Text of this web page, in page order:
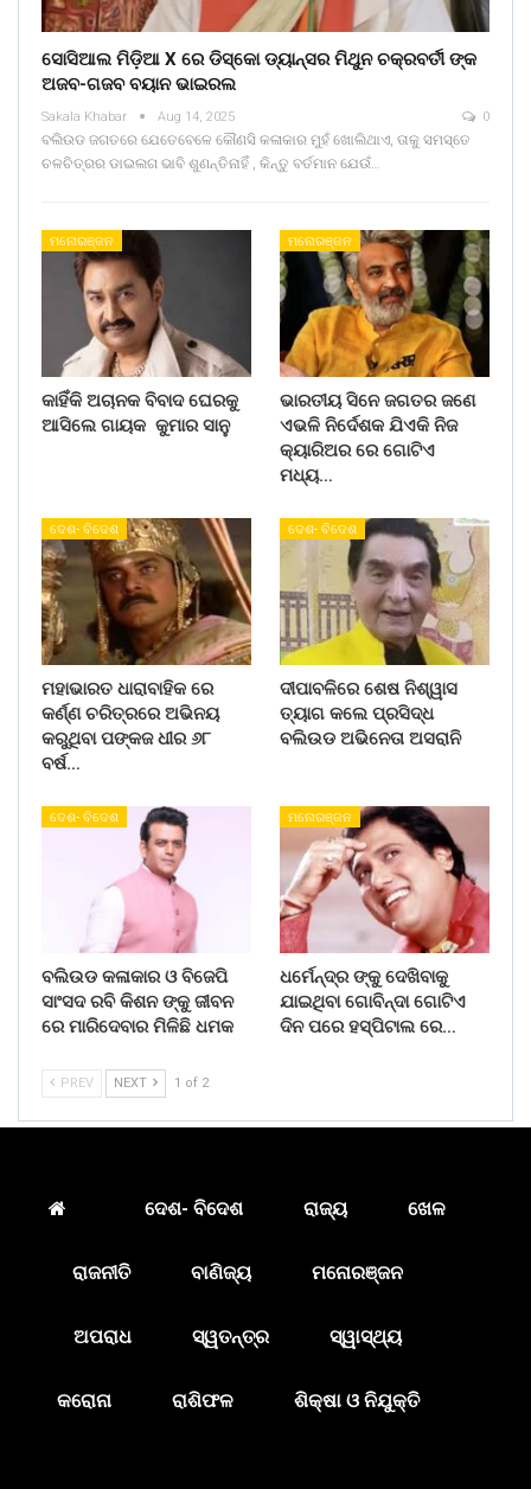
ସୋସିଆଲ ମିଡ଼ିଆ X ରେ ଡିସ୍କୋ ଡ୍ୟାନ୍ସର ମିଥୁନ ଚକ୍ରବର୍ତୀ ଙ୍କ
ଅଜବ-ଗଜବ ବୟାନ ଭାଇରଲ
Sakala Khabar Aug 14, 2025 0
ବଲିଉଡ ଜଗତରେ ଯେତେବେଳେ କୌଣସି କଳାକାର ମୁହଁ ଖୋଲିଥାଏ, ତାକୁ ସମସ୍ତେ
ଚଳଚିତ୍ରର ଡାଇଲଗ ଭାବି ଶୁଣନ୍ତିନାହିଁ , କିନ୍ତୁ ବର୍ତମାନ ଯେଉଁ…
ମନୋରଞ୍ଜନ
କାହିଁକି ଅଚାନକ ବିବାଦ ଘେରକୁ
ଆସିଲେ ଗାୟକ କୁମାର ସାନୁ
ମନୋରଞ୍ଜନ
ଭାରତୀୟ ସିନେ ଜଗତର ଜଣେ
ଏଭଳି ନିର୍ଦେଶକ ଯିଏକି ନିଜ
କ୍ୟାରିଅର ରେ ଗୋଟିଏ
ମଧ୍ୟ…
ଦେଶ- ବିଦେଶ
ମହାଭାରତ ଧାରାବାହିକ ରେ
କର୍ଣ୍ଣ ଚରିତ୍ରରେ ଅଭିନୟ
କରୁଥିବା ପଙ୍କଜ ଧୀର ୬୮
ବର୍ଷ…
ଦେଶ- ବିଦେଶ
ଦୀପାବଳିରେ ଶେଷ ନିଶ୍ୱାସ
ତ୍ୟାଗ କଲେ ପ୍ରସିଦ୍ଧ
ବଲିଉଡ ଅଭିନେତା ଅସରାନି
ଦେଶ- ବିଦେଶ
ବଲିଉଡ କଳାକାର ଓ ବିଜେପି
ସାଂସଦ ରବି କିଶନ ଙ୍କୁ ଜୀବନ
ରେ ମାରିଦେବାର ମିଳିଛି ଧମକ
ମନୋରଞ୍ଜନ
ଧର୍ମେନ୍ଦ୍ର ଙ୍କୁ ଦେଖିବାକୁ
ଯାଇଥିବା ଗୋବିନ୍ଦା ଗୋଟିଏ
ଦିନ ପରେ ହସ୍ପିଟାଲ ରେ…
PREV NEXT 1 of 2
ଦେଶ- ବିଦେଶ ରାଜ୍ୟ ଖେଳ
ରାଜନୀତି ବାଣିଜ୍ୟ ମନୋରଞ୍ଜନ
ଅପରାଧ ସ୍ୱତନ୍ତ୍ର ସ୍ୱାସ୍ଥ୍ୟ
କରୋନା ରାଶିଫଳ ଶିକ୍ଷା ଓ ନିଯୁକ୍ତି